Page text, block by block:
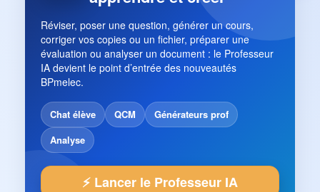
Réviser, poser une question, générer un cours,
corriger vos copies ou un fichier, préparer une
évaluation ou analyser un document : le Professeur
IA devient le point d’entrée des nouveautés
BPmelec.
Chat élève QCM
Générateurs prof
Analyse
⚡ Lancer le Professeur IA